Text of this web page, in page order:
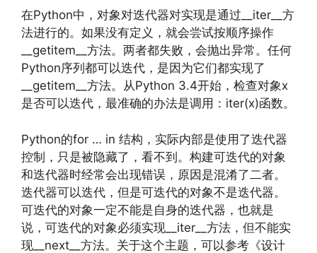
在Python中，对象对迭代器对实现是通过__iter__方
法进行的。如果没有定义，就会尝试按顺序操作
__getitem__方法。两者都失败，会抛出异常。任何
Python序列都可以迭代，是因为它们都实现了
__getitem__方法。从Python 3.4开始，检查对象x
是否可以迭代，最准确的办法是调用：iter(x)函数。
Python的for … in 结构，实际内部是使用了迭代器
控制，只是被隐藏了，看不到。构建可迭代的对象
和迭代器时经常会出现错误，原因是混淆了二者。
迭代器可以迭代，但是可迭代的对象不是迭代器。
可迭代的对象一定不能是自身的迭代器，也就是
说，可迭代的对象必须实现__iter__方法，但不能实
现__next__方法。关于这个主题，可以参考《设计